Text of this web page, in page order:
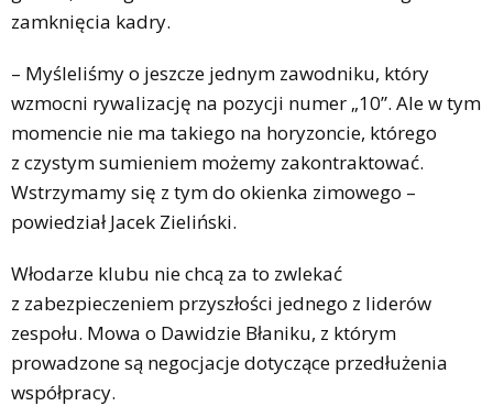
zamknięcia kadry.
– Myśleliśmy o jeszcze jednym zawodniku, który
wzmocni rywalizację na pozycji numer „10”. Ale w tym
momencie nie ma takiego na horyzoncie, którego
z czystym sumieniem możemy zakontraktować.
Wstrzymamy się z tym do okienka zimowego –
powiedział Jacek Zieliński.
Włodarze klubu nie chcą za to zwlekać
z zabezpieczeniem przyszłości jednego z liderów
zespołu. Mowa o Dawidzie Błaniku, z którym
prowadzone są negocjacje dotyczące przedłużenia
współpracy.